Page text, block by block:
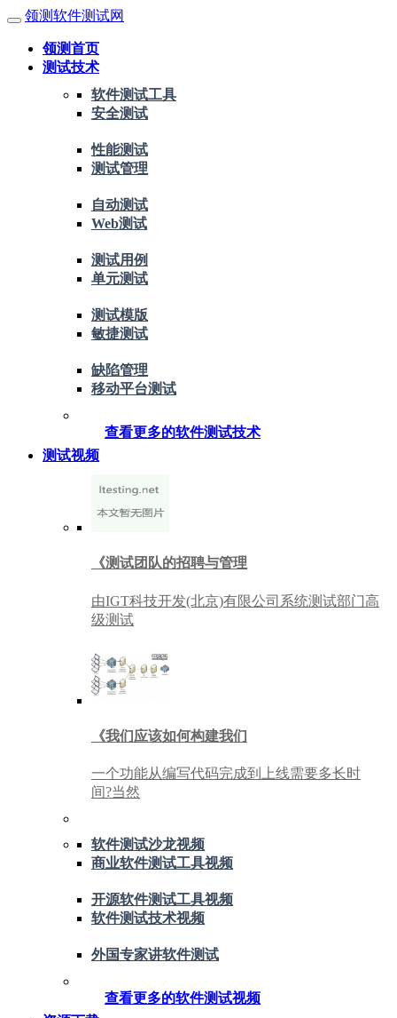
领测软件测试网
领测首页
测试技术
软件测试工具
安全测试
性能测试
测试管理
自动测试
Web测试
测试用例
单元测试
测试模版
敏捷测试
缺陷管理
移动平台测试
查看更多的软件测试技术
测试视频
《测试团队的招聘与管理
由IGT科技开发(北京)有限公司系统测试部门高
级测试
《我们应该如何构建我们
一个功能从编写代码完成到上线需要多长时
间?当然
软件测试沙龙视频
商业软件测试工具视频
开源软件测试工具视频
软件测试技术视频
外国专家讲软件测试
查看更多的软件测试视频